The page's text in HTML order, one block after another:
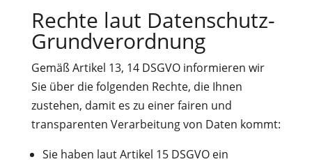
Rechte laut Datenschutz-
Grundverordnung
Gemäß Artikel 13, 14 DSGVO informieren wir
Sie über die folgenden Rechte, die Ihnen
zustehen, damit es zu einer fairen und
transparenten Verarbeitung von Daten kommt:
Sie haben laut Artikel 15 DSGVO ein